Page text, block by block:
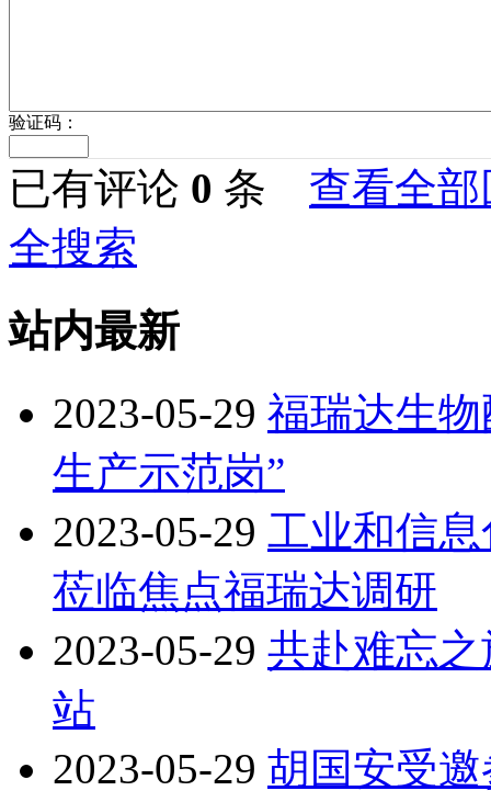
验证码：
已有评论 0 条 查看全部
全搜索
站内最新
2023-05-29 福瑞达生
生产示范岗”
2023-05-29 工业和信
莅临焦点福瑞达调研
2023-05-29 共赴难忘
站
2023-05-29 胡国安受